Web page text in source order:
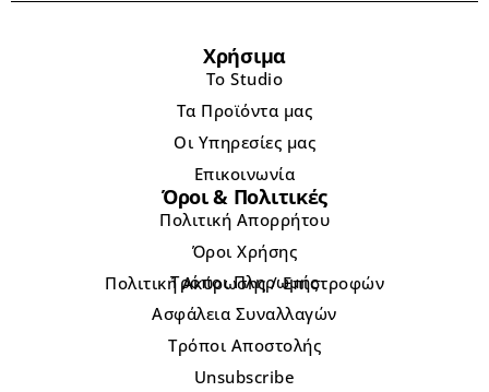
Χρήσιμα
Το Studio
Τα Προϊόντα μας
Οι Υπηρεσίες μας
Επικοινωνία
Όροι & Πολιτικές
Πολιτική Απορρήτου
Όροι Χρήσης
Πολιτική Ακύρωσης / Επιστροφών
Τρόποι Πληρωμής
Ασφάλεια Συναλλαγών
Τρόποι Αποστολής
Unsubscribe